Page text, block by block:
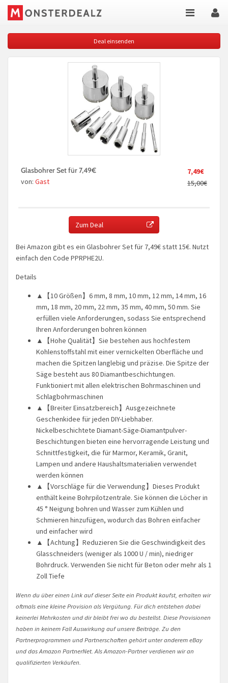
Deal einsenden
7,49€
15,00€
Glasbohrer Set für 7,49€
von: Gast
Zum Deal
Bei Amazon gibt es ein Glasbohrer Set für 7,49€ statt 15€. Nutzt
einfach den Code PPRPHE2U.
Details
▲【10 Größen】6 mm, 8 mm, 10 mm, 12 mm, 14 mm, 16
mm, 18 mm, 20 mm, 22 mm, 35 mm, 40 mm, 50 mm. Sie
erfüllen viele Anforderungen, sodass Sie entsprechend
Ihren Anforderungen bohren können
▲【Hohe Qualität】Sie bestehen aus hochfestem
Kohlenstoffstahl mit einer vernickelten Oberfläche und
machen die Spitzen langlebig und präzise. Die Spitze der
Säge besteht aus 80 Diamantbeschichtungen.
Funktioniert mit allen elektrischen Bohrmaschinen und
Schlagbohrmaschinen
▲【Breiter Einsatzbereich】Ausgezeichnete
Geschenkidee für jeden DIY-Liebhaber.
Nickelbeschichtete Diamant-Säge-Diamantpulver-
Beschichtungen bieten eine hervorragende Leistung und
Schnittfestigkeit, die für Marmor, Keramik, Granit,
Lampen und andere Haushaltsmaterialien verwendet
werden können
▲【Vorschläge für die Verwendung】Dieses Produkt
enthält keine Bohrpilotzentrale. Sie können die Löcher in
45 ° Neigung bohren und Wasser zum Kühlen und
Schmieren hinzufügen, wodurch das Bohren einfacher
und einfacher wird
▲【Achtung】Reduzieren Sie die Geschwindigkeit des
Glasschneiders (weniger als 1000 U / min), niedriger
Bohrdruck. Verwenden Sie nicht für Beton oder mehr als 1
Zoll Tiefe
Wenn du über einen Link auf dieser Seite ein Produkt kaufst, erhalten wir
oftmals eine kleine Provision als Vergütung. Für dich entstehen dabei
keinerlei Mehrkosten und dir bleibt frei wo du bestellst. Diese Provisionen
haben in keinem Fall Auswirkung auf unsere Beiträge. Zu den
Partnerprogrammen und Partnerschaften gehört unter anderem eBay
und das Amazon PartnerNet. Als Amazon-Partner verdienen wir an
qualifizierten Verkäufen.